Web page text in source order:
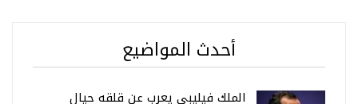
أحدث المواضيع
الملك فيليبي يعرب عن قلقه حيال